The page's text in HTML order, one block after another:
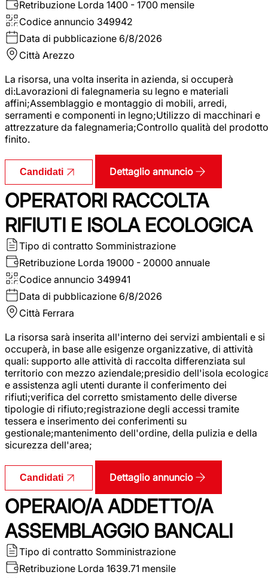
Retribuzione Lorda 1400 - 1700 mensile
Codice annuncio 349942
Data di pubblicazione 6/8/2026
Città Arezzo
La risorsa, una volta inserita in azienda, si occuperà
di:Lavorazioni di falegnameria su legno e materiali
affini;Assemblaggio e montaggio di mobili, arredi,
serramenti e componenti in legno;Utilizzo di macchinari e
attrezzature da falegnameria;Controllo qualità del prodotto
finito.
Candidati Dettaglio annuncio
OPERATORI RACCOLTA
RIFIUTI E ISOLA ECOLOGICA
Tipo di contratto Somministrazione
Retribuzione Lorda 19000 - 20000 annuale
Codice annuncio 349941
Data di pubblicazione 6/8/2026
Città Ferrara
La risorsa sarà inserita all'interno dei servizi ambientali e si
occuperà, in base alle esigenze organizzative, di attività
quali: supporto alle attività di raccolta differenziata sul
territorio con mezzo aziendale;presidio dell'isola
e assistenza agli utenti durante il conferimento dei
rifiuti;verifica del corretto smistamento delle diverse
tipologie di rifiuto;registrazione degli accessi tramite
tessera e inserimento dei conferimenti su
gestionale;mantenimento dell'ordine, della pulizia e della
sicurezza dell'area;
Candidati Dettaglio annuncio
OPERAIO/A ADDETTO/A
ASSEMBLAGGIO BANCALI
Tipo di contratto Somministrazione
Retribuzione Lorda 1639.71 mensile